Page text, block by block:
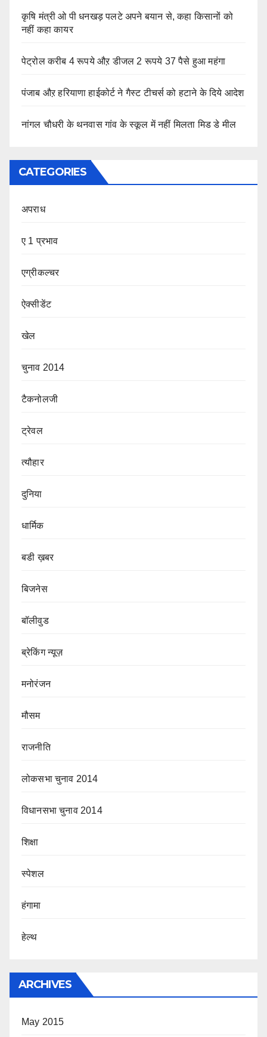
कृषि मंत्री ओ पी धनखड़ पलटे अपने बयान से, कहा किसानों को
नहीं कहा कायर
पेट्रोल करीब 4 रूपये औऱ डीजल 2 रूपये 37 पैसे हुआ महंगा
पंजाब औऱ हरियाणा हाईकोर्ट ने गैस्ट टीचर्स को हटाने के दिये आदेश
नांगल चौधरी के थनवास गांव के स्कूल में नहीं मिलता मिड डे मील
CATEGORIES
अपराध
ए 1 प्रभाव
एग्रीकल्चर
ऐक्सीडेंट
खेल
चुनाव 2014
टैकनोलजी
ट्रेवल
त्यौहार
दुनिया
धार्मिक
बडी ख़बर
बिजनेस
बॉलीवुड
ब्रेकिंग न्यूज़
मनोरंजन
मौसम
राजनीति
लोकसभा चुनाव 2014
विधानसभा चुनाव 2014
शिक्षा
स्पेशल
हंगामा
हेल्थ
ARCHIVES
May 2015